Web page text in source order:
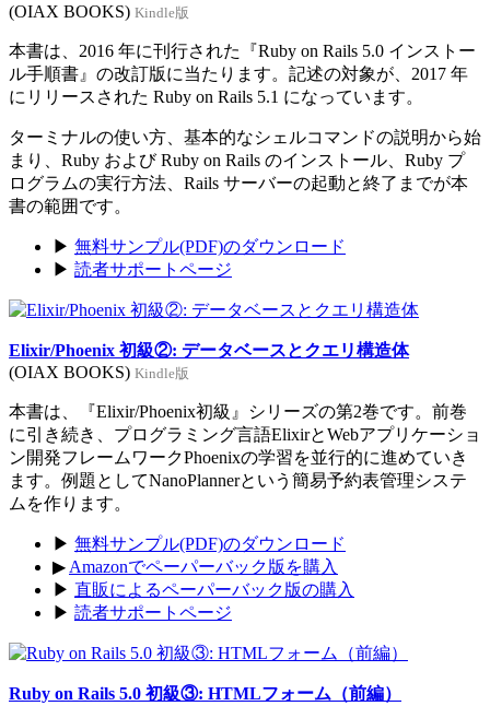
(OIAX BOOKS) Kindle版
本書は、2016 年に刊行された『Ruby on Rails 5.0 インストー
ル手順書』の改訂版に当たります。記述の対象が、2017 年
にリリースされた Ruby on Rails 5.1 になっています。
ターミナルの使い方、基本的なシェルコマンドの説明から始
まり、Ruby および Ruby on Rails のインストール、Ruby プ
ログラムの実行方法、Rails サーバーの起動と終了までが本
書の範囲です。
▶ 無料サンプル(PDF)のダウンロード
▶ 読者サポートページ
Elixir/Phoenix 初級②: データベースとクエリ構造体
(OIAX BOOKS) Kindle版
本書は、『Elixir/Phoenix初級』シリーズの第2巻です。前巻
に引き続き、プログラミング言語ElixirとWebアプリケーショ
ン開発フレームワークPhoenixの学習を並行的に進めていき
ます。例題としてNanoPlannerという簡易予約表管理システ
ムを作ります。
▶ 無料サンプル(PDF)のダウンロード
▶ Amazonでペーパーバック版を購入
▶ 直販によるペーパーバック版の購入
▶ 読者サポートページ
Ruby on Rails 5.0 初級③: HTMLフォーム（前編）